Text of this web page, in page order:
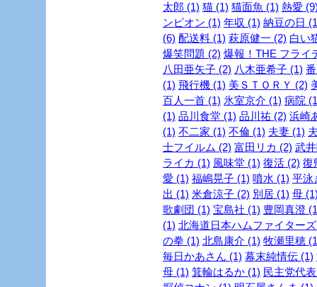
太郎 (1) 猫 (1) 猫面魚 (1) 熱愛
ンピオン (1) 年収 (1) 納豆の日
(6) 配送料 (1) 萩原健一 (2) 白い
爆笑問題 (2) 爆報！THE フライ
八田亜矢子 (2) 八木亜希子 (1)
(1) 飛行機 (1) 美ＳＴＯＲＹ (2)
百人一首 (1) 氷室京介 (1) 病院
(1) 品川食堂 (1) 品川祐 (2) 浜崎
(1) 不二家 (1) 不倫 (1) 夫妻 (1)
士フイルム (2) 富田リカ (2) 武
ライカ (1) 風味堂 (1) 復活 (2) 復
愛 (1) 福嶋晃子 (1) 噴水 (1) 平泳
出 (1) 米倉涼子 (2) 別居 (1) 母
歌劇団 (1) 宝島社 (1) 豊岡真澄
(1) 北海道日本ハムファイター
の拳 (1) 北島康介 (1) 牧瀬里穂
毎日かあさん (1) 幕末純情伝 (1)
母 (1) 箕輪はるか (1) 民主党代